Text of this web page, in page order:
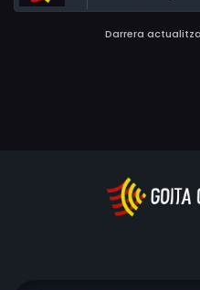
2.700 anys i que avui
identitat d'un poble. Raúl
Darrera